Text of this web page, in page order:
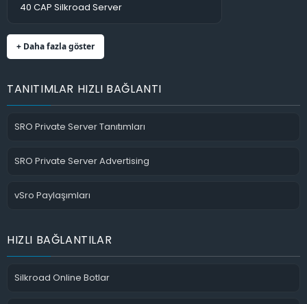
40 CAP Silkroad Server
+ Daha fazla göster
TANITIMLAR HIZLI BAĞLANTI
SRO Private Server Tanıtımları
SRO Private Server Advertising
vSro Paylaşımları
HIZLI BAĞLANTILAR
Silkroad Online Botlar